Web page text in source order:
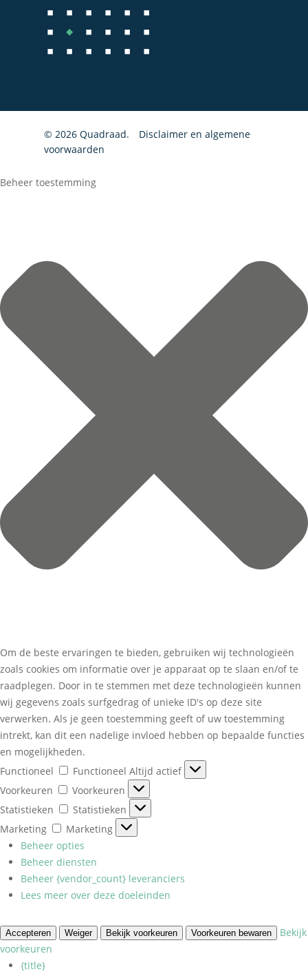
© 2026 Quadraad.
Disclaimer en algemene
voorwaarden
Beheer toestemming
Om de beste ervaringen te bieden, gebruiken wij technologieën
zoals cookies om informatie over je apparaat op te slaan en/of te
raadplegen. Door in te stemmen met deze technologieën kunnen
wij gegevens zoals surfgedrag of unieke ID's op deze site
verwerken. Als je geen toestemming geeft of uw toestemming
intrekt, kan dit een nadelige invloed hebben op bepaalde functies
en mogelijkheden.
Functioneel
Functioneel Altijd actief
Voorkeuren
Voorkeuren
Statistieken
Statistieken
Marketing
Marketing
Beheer opties
Beheer diensten
Beheer {vendor_count} leveranciers
Lees meer over deze doeleinden
Accepteren Weiger Bekijk voorkeuren Voorkeuren bewaren
Bekijk
voorkeuren
{title}